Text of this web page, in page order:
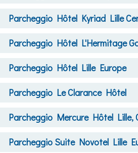
Parcheggio Hôtel Kyriad Lille
Parcheggio Hôtel L'Hermitage
Parcheggio Hôtel Lille Europe
Parcheggio Le Clarance Hôtel
Parcheggio Mercure Hôtel Lille,
Parcheggio Suite Novotel Lille